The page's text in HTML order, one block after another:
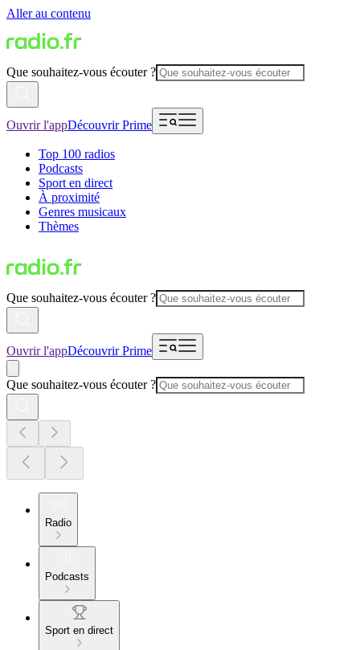
Aller au contenu
Que souhaitez-vous écouter ?
Ouvrir l'appDécouvrir Prime
Top 100 radios
Podcasts
Sport en direct
À proximité
Genres musicaux
Thèmes
Que souhaitez-vous écouter ?
Ouvrir l'appDécouvrir Prime
Que souhaitez-vous écouter ?
Radio
Podcasts
Sport en direct